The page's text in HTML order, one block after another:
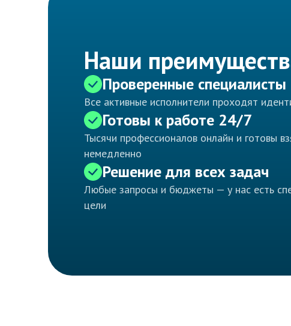
Наши
Проверенные специалисты
Все активные исполнители проходят
Готовы к работе 24/7
Тысячи профессионалов онлайн и готовы
немедленно
Решение для всех задач
Любые запросы и бюджеты — у нас есть
цели